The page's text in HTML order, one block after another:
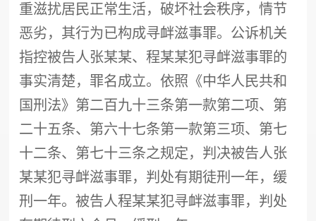
重滋扰居民正常生活，破坏社会秩序，情节
恶劣，其行为已构成寻衅滋事罪。公诉机关
指控被告人张某某、程某某犯寻衅滋事罪的
事实清楚，罪名成立。依照《中华人民共和
国刑法》第二百九十三条第一款第二项、第
二十五条、第六十七条第一款第三项、第七
十二条、第七十三条之规定，判决被告人张
某某犯寻衅滋事罪，判处有期徒刑一年，缓
刑一年。被告人程某某犯寻衅滋事罪，判处